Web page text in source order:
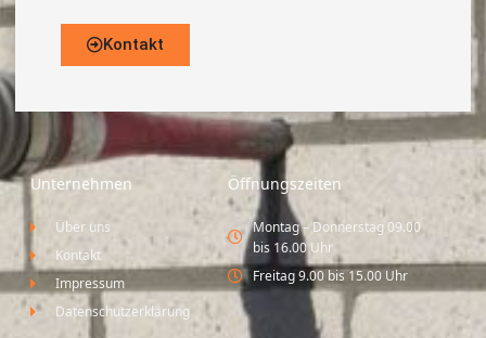
Kontakt
Unternehmen
Über uns
Kontakt
Impressum
Datenschutzerklärung
Öffnungszeiten
Montag – Donnerstag 09.00
bis 16.00 Uhr
Freitag 9.00 bis 15.00 Uhr